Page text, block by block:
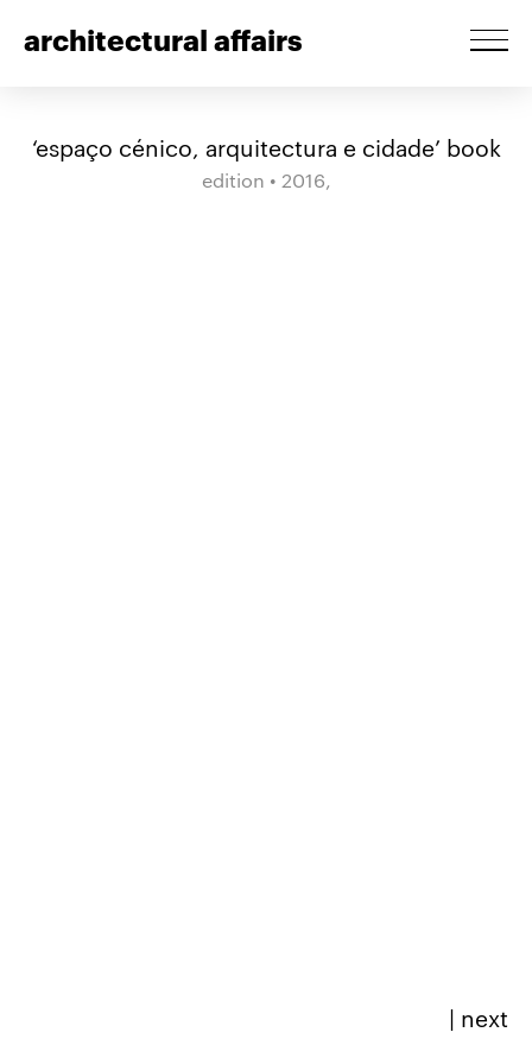
architectural affairs
‘espaço cénico, arquitectura e cidade’ book
edition • 2016,
next